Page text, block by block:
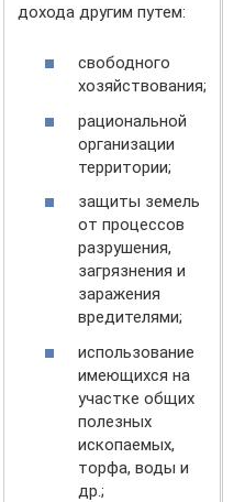
дохода другим путем:
свободного
хозяйствования;
рациональной
организации
территории;
защиты земель
от процессов
разрушения,
загрязнения и
заражения
вредителями;
использование
имеющихся на
участке общих
полезных
ископаемых,
торфа, воды и
др.;